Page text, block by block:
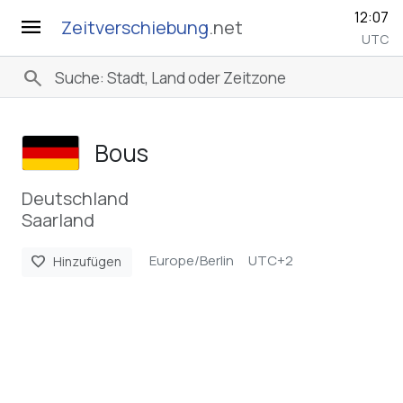
menu Zeitverschiebung.net 12:07
UTC
search
Bous
Deutschland
Saarland
favorite Hinzufügen Europe/Berlin UTC+2